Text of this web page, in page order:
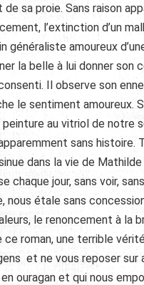
de sa proie. Sans raison
l’extinction d’un
amoureux
la belle à lui donner son
Il observe son
le sentiment amoureux.
peinture au vitriol de
sans histoire.
dans la vie de
chaque jour, sans voir,
nous étale sans
le renoncement à la
roman, une terrible
et ne vous reposer sur
ouragan et qui nous